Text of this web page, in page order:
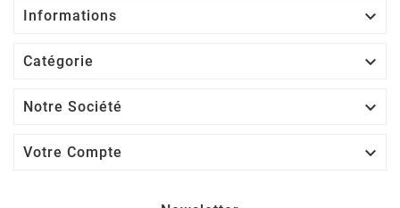
Informations 
Catégorie 
Notre Société 
Votre Compte 